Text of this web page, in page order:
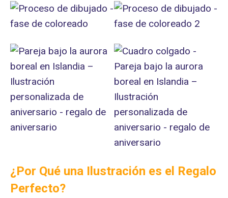
¿Por Qué una Ilustración es el Regalo
Perfecto?